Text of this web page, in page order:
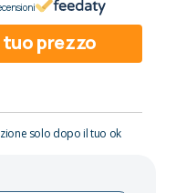
prezzo
solo dopo il tuo ok